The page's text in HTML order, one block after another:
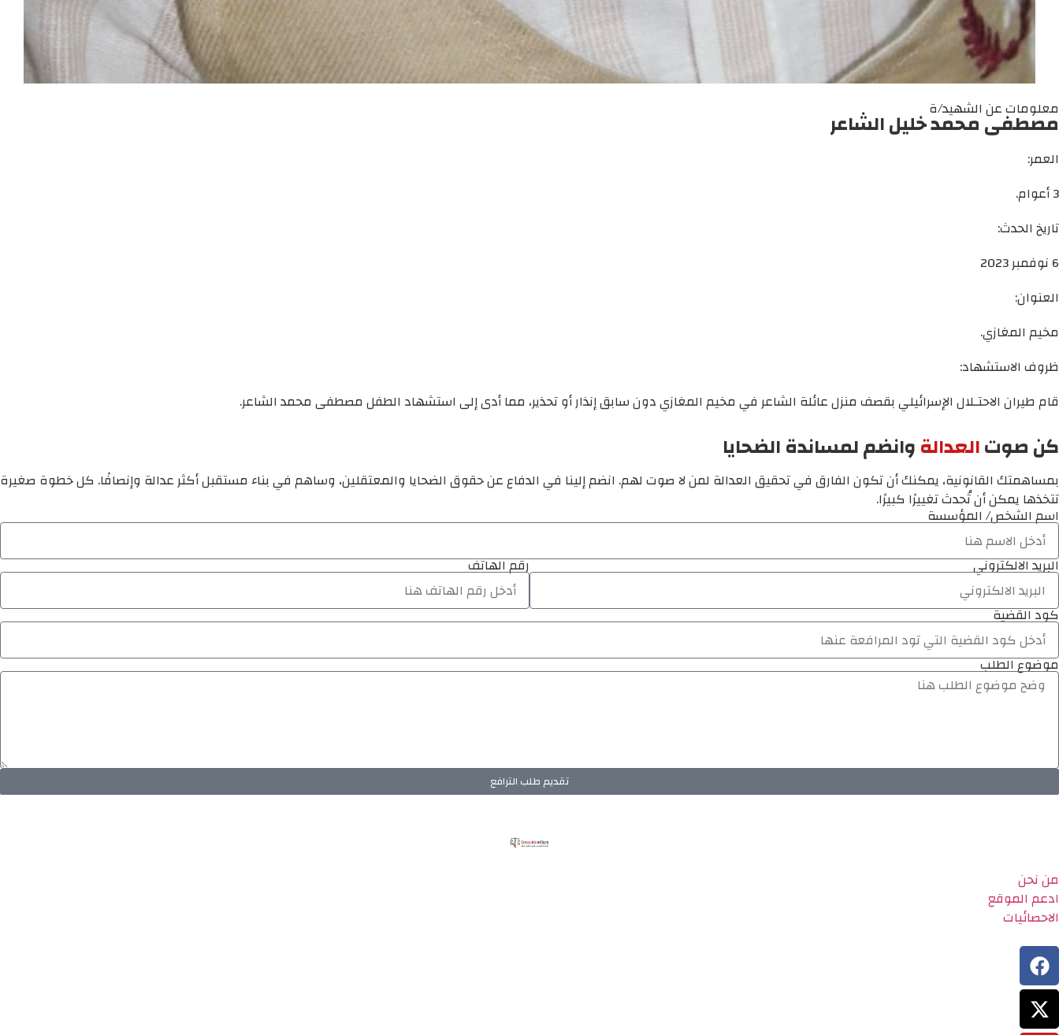
معلومات عن الشهيد/ة
مصطفى محمد خليل الشاعر
العمر:
3 أعوام.
تاريخ الحدث:
6 نوفمبر 2023
العنوان:
مخيم المغازي.
ظروف الاستشهاد:
قام طيران الاحتـلال الإسرائيلي بقصف منزل عائلة الشاعر في مخيم المغازي دون سابق إنذار أو تحذير، مما أدى إلى استشهاد الطفل مصطفى محمد الشاعر.
كن صوتالعدالةوانضم لمساندة الضحايا
بمساهمتك القانونية، يمكنك أن تكون الفارق في تحقيق العدالة لمن لا صوت لهم. انضم إلينا في الدفاع عن حقوق الضحايا والمعتقلين، وساهم في بناء مستقبل أكثر عدالة وإنصافًا. كل خطوة صغيرة
تتخذها يمكن أن تُحدث تغييرًا كبيرًا.
اسم الشخص/ المؤسسة
البريد الالكتروني رقم الهاتف
كود القضية
موضوع الطلب
تقديم طلب الترافع
من نحن
ادعم الموقع
الاحصائيات